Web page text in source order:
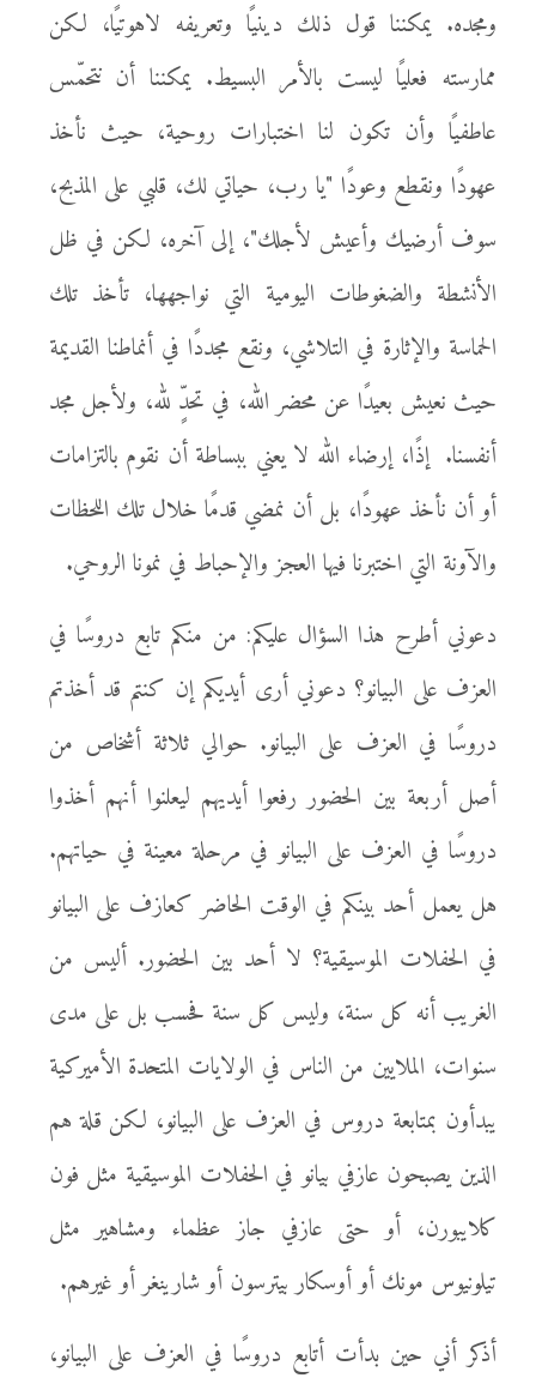
ومجده. يمكننا قول ذلك دينيًا وتعريفه لاهوتيًا، لكن
ممارسته فعليًا ليست بالأمر البسيط. يمكننا أن نتحمّس
عاطفيًا وأن تكون لنا اختبارات روحية، حيث نأخذ
عهودًا ونقطع وعودًا "يا رب، حياتي لك، قلبي على المذبح،
سوف أرضيك وأعيش لأجلك"، إلى آخره، لكن في ظل
الأنشطة والضغوطات اليومية التي نواجهها، تأخذ تلك
الحماسة والإثارة في التلاشي، ونقع مجددًا في أنماطنا القديمة
حيث نعيش بعيدًا عن محضر الله، في تحدٍّ لله، ولأجل مجد
أنفسنا. إذًا، إرضاء الله لا يعني ببساطة أن نقوم بالتزامات
أو أن نأخذ عهودًا، بل أن نمضي قدمًا خلال تلك اللحظات
والآونة التي اختبرنا فيها العجز والإحباط في نمونا الروحي.
دعوني أطرح هذا السؤال عليكم: من منكم تابع دروسًا في
العزف على البيانو؟ دعوني أرى أيديكم إن كنتم قد أخذتم
دروسًا في العزف على البيانو. حوالي ثلاثة أشخاص من
أصل أربعة بين الحضور رفعوا أيديهم ليعلنوا أنهم أخذوا
دروسًا في العزف على البيانو في مرحلة معينة في حياتهم.
هل يعمل أحد بينكم في الوقت الحاضر كعازف على البيانو
في الحفلات الموسيقية؟ لا أحد بين الحضور. أليس من
الغريب أنه كل سنة، وليس كل سنة فحسب بل على مدى
سنوات، الملايين من الناس في الولايات المتحدة الأميركية
يبدأون بمتابعة دروس في العزف على البيانو، لكن قلة هم
الذين يصبحون عازفي بيانو في الحفلات الموسيقية مثل فون
كلايبورن، أو حتى عازفي جاز عظماء ومشاهير مثل
تيلونيوس مونك أو أوسكار بيترسون أو شارينغر أو غيرهم.
أذكر أني حين بدأت أتابع دروسًا في العزف على البيانو،